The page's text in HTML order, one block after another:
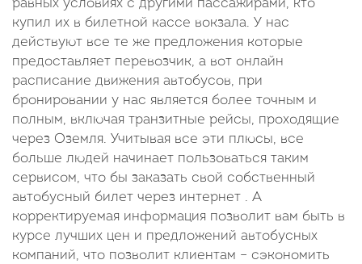
равных условиях с другими пассажирами, кто
купил их в билетной кассе вокзала. У нас
действуют все те же предложения которые
предоставляет перевозчик, а вот онлайн
расписание движения автобусов, при
бронировании у нас является более точным и
полным, включая транзитные рейсы, проходящие
через Оземля. Учитывая все эти плюсы, все
больше людей начинает пользоваться таким
сервисом, что бы заказать свой собственный
автобусный билет через интернет . А
корректируемая информация позволит вам быть в
курсе лучших цен и предложений автобусных
компаний, что позволит клиентам – сэкономить